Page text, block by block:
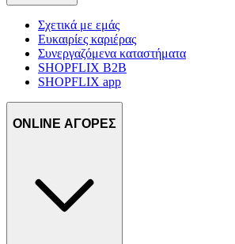
Σχετικά με εμάς
Ευκαιρίες καριέρας
Συνεργαζόμενα καταστήματα
SHOPFLIX B2B
SHOPFLIX app
ONLINE ΑΓΟΡΕΣ